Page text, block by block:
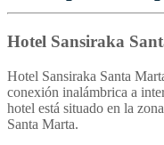
Hotel Sansiraka
Hotel Sansiraka Santa
conexión inalámbrica a
hotel está situado en la
Santa Marta.